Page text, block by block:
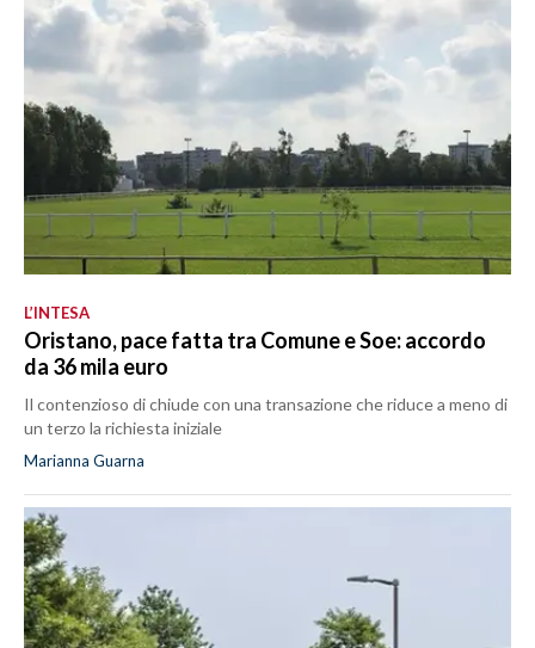
L’INTESA
Oristano, pace fatta tra Comune e Soe: accordo
da 36 mila euro
Il contenzioso di chiude con una transazione che riduce a meno di
un terzo la richiesta iniziale
Marianna Guarna